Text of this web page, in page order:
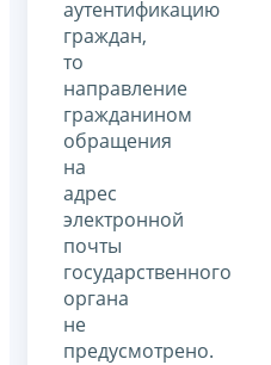
аутентификацию
граждан,
то
направление
гражданином
обращения
на
адрес
электронной
почты
государственного
органа
не
предусмотрено.